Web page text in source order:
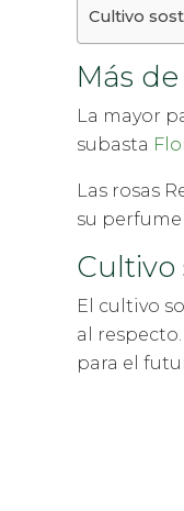
Cultivo
Más
La mayor
subasta
Las rosas
su perfume
Cultivo
El cultivo
al respecto.
para el